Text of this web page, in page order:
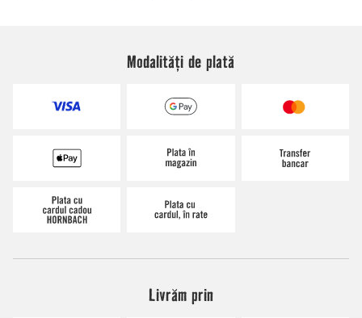
Modalități de plată
Livrăm prin